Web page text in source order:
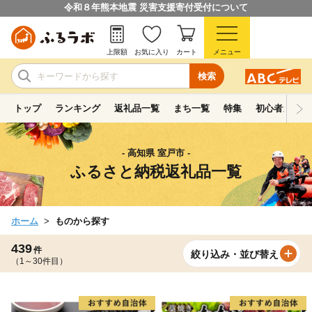
令和８年熊本地震 災害支援寄付受付について
検索
上限額 お気に入り カート メニュー
トップ ランキング 返礼品一覧 まち一覧 特集 初心者ガイド
- 高知県 室戸市 -
ふるさと納税返礼品一覧
ホーム ものから探す
439件
（1～30件目）
絞り込み・並び替え